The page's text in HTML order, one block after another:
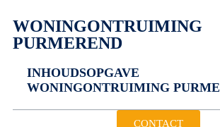
WONINGONTRUIMING
PURMEREND
INHOUDSOPGAVE
WONINGONTRUIMING
CONTACT